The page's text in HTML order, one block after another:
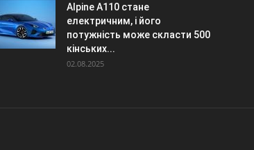
Alpine A110 стане
електричним, і його
потужність може скласти 500
кінських...
02.08.2025